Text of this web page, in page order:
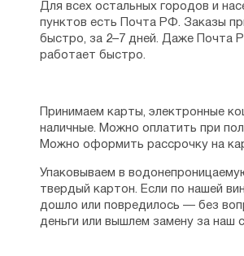
Для всех остальных городов и
пунктов есть Почта РФ. Заказы
быстро, за 2–7 дней. Даже Почта
работает быстро.
Принимаем карты, электронные
наличные. Можно оплатить при
Можно оформить рассрочку на
Упаковываем в
твердый картон. Если по нашей
дошло или повредилось — без
деньги или вышлем замену за наш